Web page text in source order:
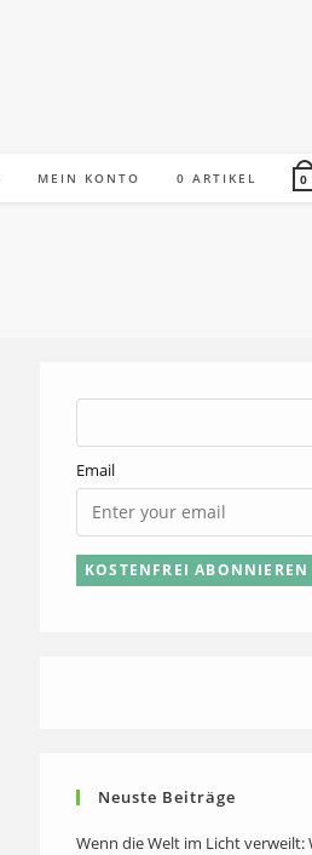
MEIN KONTO 0 ARTIKEL 0
Email
Neuste Beiträge
Wenn die Welt im Licht verweilt: